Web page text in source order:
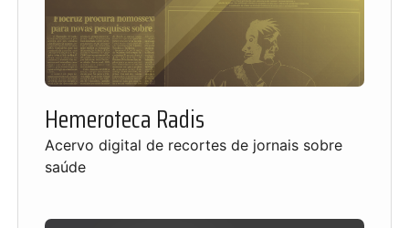
Hemeroteca Radis
Acervo digital de recortes de jornais sobre
saúde